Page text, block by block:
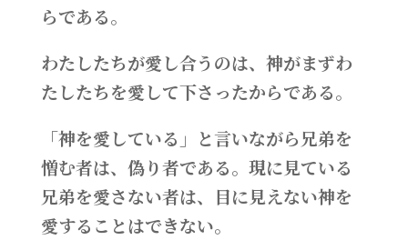
らである。
わたしたちが愛し合うのは、神がまずわ
たしたちを愛して下さったからである。
「神を愛している」と言いながら兄弟を
憎む者は、偽り者である。現に見ている
兄弟を愛さない者は、目に見えない神を
愛することはできない。